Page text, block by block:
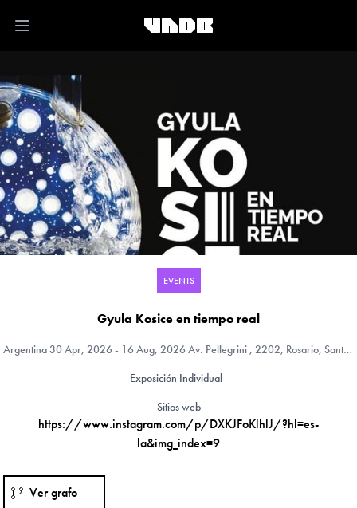
Open main menu
EVENTS
Gyula Kosice en tiempo real
Argentina30 Apr, 2026 - 16 Aug, 2026 Av. Pellegrini , 2202, Rosario, Santa Fe, Argentina
Exposición Individual
Sitios web
https://www.instagram.com/p/DXKJFoKlhlJ/?hl=es-
la&img_index=9
Ver grafo